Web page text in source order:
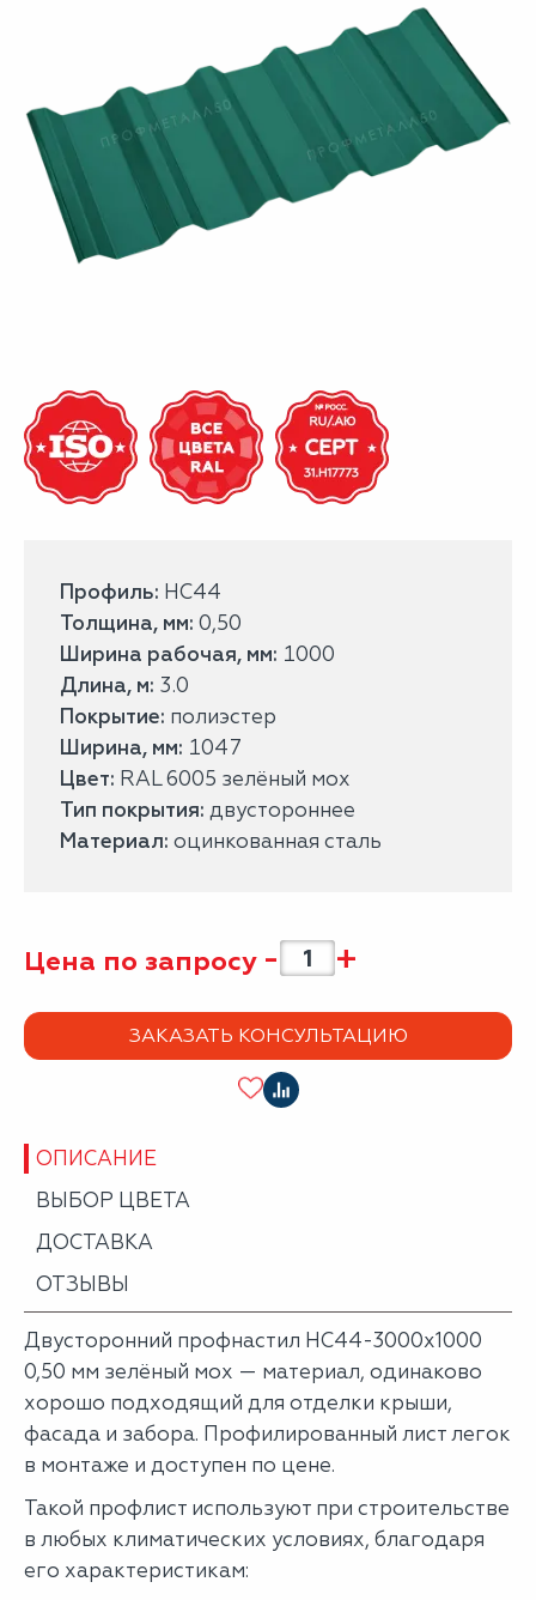
Профиль: НС44
Толщина, мм: 0,50
Ширина рабочая, мм: 1000
Длина, м: 3.0
Покрытие: полиэстер
Ширина, мм: 1047
Цвет: RAL 6005 зелёный мох
Тип покрытия: двустороннее
Материал: оцинкованная сталь
Цена по запросу - +
ЗАКАЗАТЬ КОНСУЛЬТАЦИЮ
ОПИСАНИЕ
ВЫБОР ЦВЕТА
ДОСТАВКА
ОТЗЫВЫ
Двусторонний профнастил НС44-3000х1000
0,50 мм зелёный мох — материал, одинаково
хорошо подходящий для отделки крыши,
фасада и забора. Профилированный лист легок
в монтаже и доступен по цене.
Такой профлист используют при строительстве
в любых климатических условиях, благодаря
его характеристикам: